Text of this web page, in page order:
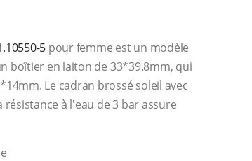
5 pour femme est un modèle
boîtier en laiton de 33*39.8mm, qui
Le cadran brossé soleil avec
à l'eau de 3 bar assure